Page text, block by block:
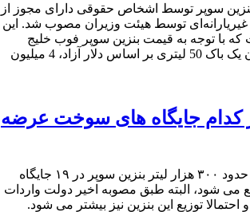
سوپر توسط اشخاص حقوقی دارای مجوز از
توسط هیئت وزیران مصوب شد. این
با توجه به قیمت بنزین سوپر فوب خلیج
فارس، هزینه پر کردن یک باک 50 لیتری بر اساس دلار آزاد، 4 میلیون
کدام جایگاه های سوخت عرضه
در حال‌ حاضر روزانه حدود ۳۰۰ هزار لیتر بنزین سوپر در ۱۹ جایگاه
می شود، البته طبق مصوبه اخیر دولت واردات
احتمالا توزیع این بنزین نیز بیشتر می شود.